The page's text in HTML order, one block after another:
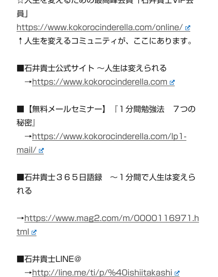
員」
https://www.kokorocinderella.com/online/
↑人生を変えるコミュニティが、ここにあります。
■石井貴士公式サイト 〜人生は変えられる
→https://www.kokorocinderella.com
■【無料メールセミナー】『１分間勉強法 ７つの
秘密』
→https://www.kokorocinderella.com/lp1-
mail/
■石井貴士３６５日語録 〜１分間で人生は変えら
れる
→https://www.mag2.com/m/0000116971.h
tml
■石井貴士LINE＠
→http://line.me/ti/p/%40ishiitakashi